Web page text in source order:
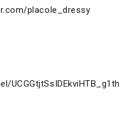
placole_dressy